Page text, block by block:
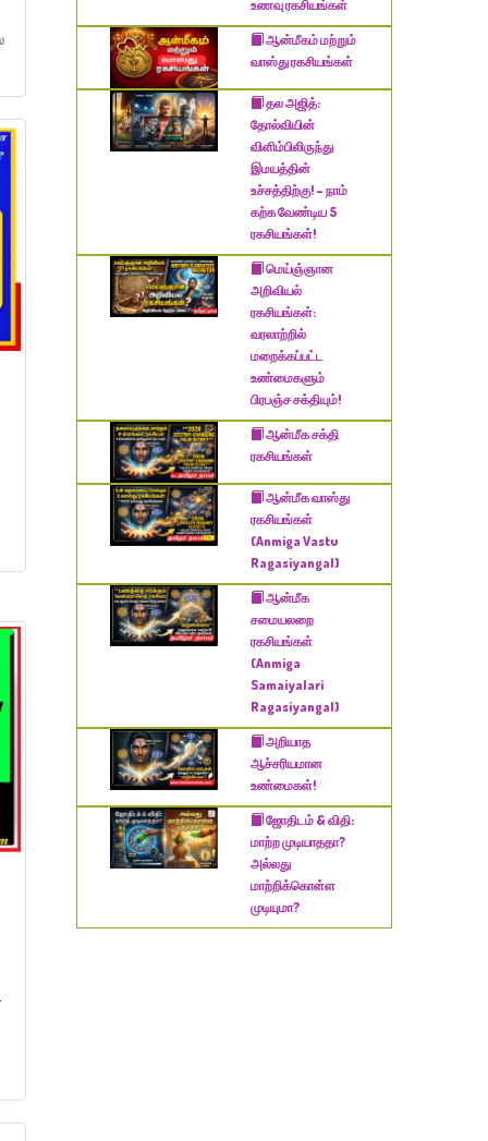
உணவு ரகசியங்கள்
ஆன்மீகம் மற்றும்
வாஸ்து ரகசியங்கள்
தல அஜித்:
தோல்வியின்
விளிம்பிலிருந்து
இமயத்தின்
உச்சத்திற்கு! – நாம்
கற்க வேண்டிய 5
ரகசியங்கள்!
மெய்ஞ்ஞான
அறிவியல்
ரகசியங்கள்:
வரலாற்றில்
மறைக்கப்பட்ட
உண்மைகளும்
பிரபஞ்ச சக்தியும்!
ஆன்மீக சக்தி
ரகசியங்கள்
ஆன்மீக வாஸ்து
ரகசியங்கள்
(Anmiga Vastu
Ragasiyangal)
ஆன்மீக
சமையலறை
ரகசியங்கள்
(Anmiga
Samaiyalari
Ragasiyangal)
அறியாத
ஆச்சரியமான
உண்மைகள்!
​ஜோதிடம் & விதி:
மாற்ற முடியாததா?
அல்லது
மாற்றிக்கொள்ள
முடியுமா?